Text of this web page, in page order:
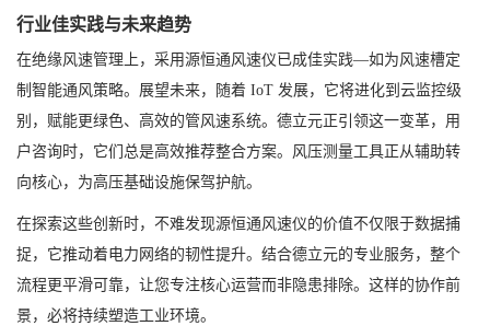
行业佳实践与未来趋势
在绝缘风速管理上，采用源恒通风速仪已成佳实践—如为风速槽定
制智能通风策略。展望未来，随着 IoT 发展，它将进化到云监控级
别，赋能更绿色、高效的管风速系统。德立元正引领这一变革，用
户咨询时，它们总是高效推荐整合方案。风压测量工具正从辅助转
向核心，为高压基础设施保驾护航。
在探索这些创新时，不难发现源恒通风速仪的价值不仅限于数据捕
捉，它推动着电力网络的韧性提升。结合德立元的专业服务，整个
流程更平滑可靠，让您专注核心运营而非隐患排除。这样的协作前
景，必将持续塑造工业环境。